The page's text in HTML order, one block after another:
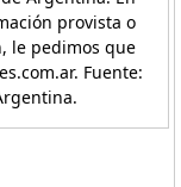
provista o
le pedimos que
Fuente: